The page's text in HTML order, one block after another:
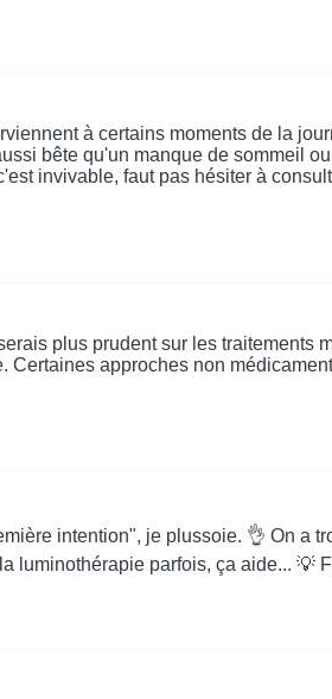
à certains moments de la
bête qu'un manque de sommeil
invivable, faut pas hésiter à
plus prudent sur les traitements
approches non
intention", je plussoie. 👌 On a
luminothérapie parfois, ça aide... 💡